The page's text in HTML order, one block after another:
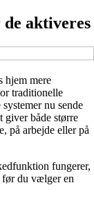
aktiveres
hjem mere
traditionelle
nu sende
giver både større
på arbejde eller på
fungerer,
før du vælger en